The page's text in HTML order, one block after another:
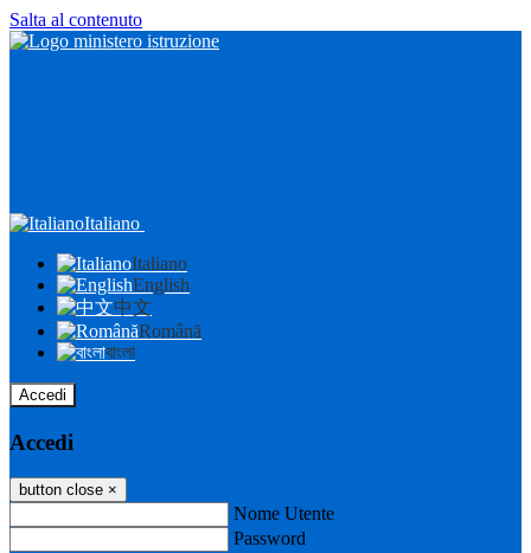
Salta al contenuto
Italiano
Italiano
English
中文
Română
বাংলা
Accedi
Accedi
button close ×
Nome Utente
Password